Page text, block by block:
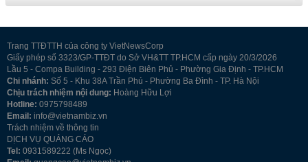
Trang TTĐTTH của công ty VietNewsCorp
Giấy phép số 3323/GP-TTĐT do Sở VH&TT TP.HCM cấp ngày 20/3/2026
Lầu 5 - Compa Building - 293 Điện Biên Phủ - Phường Gia Định - TP.HCM
Chi nhánh: Số 5 - Khu 38A Trần Phú - Phường Ba Đình - TP. Hà Nội
Chịu trách nhiệm nội dung: Hoàng Hữu Lợi
Hotline: 0975798489
Email: info@vietnambiz.vn
Trách nhiệm về thông tin
DỊCH VỤ QUẢNG CÁO
Tel: 0931589222 (Ms Ngọc)